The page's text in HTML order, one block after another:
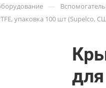
—
упаковка 100 шт (Supelco,